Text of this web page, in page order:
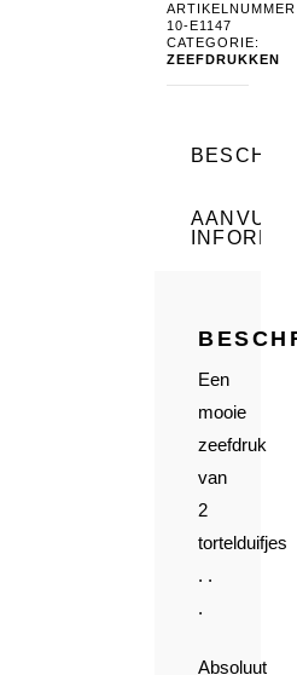
aantal
10-E1147
CATEGORIE:
ZEEFDRUKKEN
Een
mooie
zeefdruk
van
2
tortelduifjes
. .
.
Absoluut